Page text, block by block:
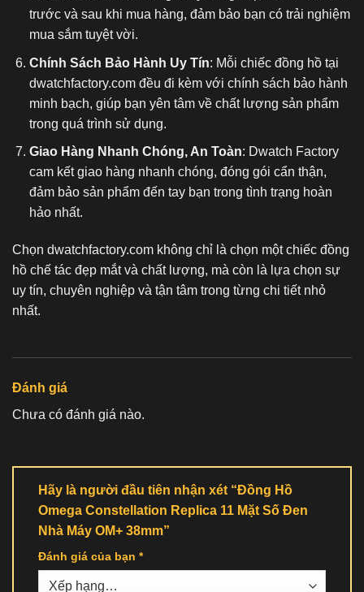
trước và sau khi mua hàng, đảm bảo bạn có trải nghiệm
mua sắm tuyệt vời.
Chính Sách Bảo Hành Uy Tín: Mỗi chiếc đồng hồ tại
dwatchfactory.com đều đi kèm với chính sách bảo hành
minh bạch, giúp bạn yên tâm về chất lượng sản phẩm
trong quá trình sử dụng.
Giao Hàng Nhanh Chóng, An Toàn: Dwatch Factory
cam kết giao hàng nhanh chóng, đóng gói cẩn thận,
đảm bảo sản phẩm đến tay bạn trong tình trạng hoàn
hảo nhất.
Chọn dwatchfactory.com không chỉ là chọn một chiếc đồng
hồ chế tác đẹp mắt và chất lượng, mà còn là lựa chọn sự
uy tín, chuyên nghiệp và tận tâm trong từng chi tiết nhỏ
nhất.
Đánh giá
Chưa có đánh giá nào.
Hãy là người đầu tiên nhận xét “Đồng Hồ
Omega Constellation Replica 11 Mặt Số Đen
Nhà Máy OM+ 38mm”
Đánh giá của bạn *